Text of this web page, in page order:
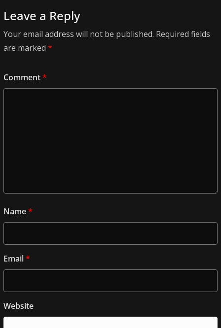
Leave a Reply
Your email address will not be published. Required fields
are marked *
Comment*
Name*
Email*
Website